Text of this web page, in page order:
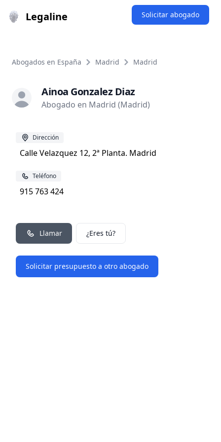
Legaline Solicitar abogado
Abogados en España Madrid Madrid
Ainoa Gonzalez Diaz
Abogado en Madrid (Madrid)
Dirección
Calle Velazquez 12, 2ª Planta. Madrid
Teléfono
915 763 424
Llamar ¿Eres tú?
Solicitar presupuesto a otro abogado